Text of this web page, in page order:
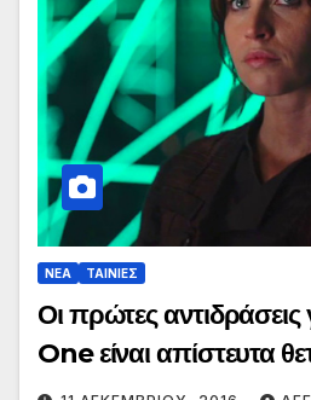
ΝΕΑ ΤΑΙΝΙΕΣ
Οι πρώτες
One είναι απίστευτα